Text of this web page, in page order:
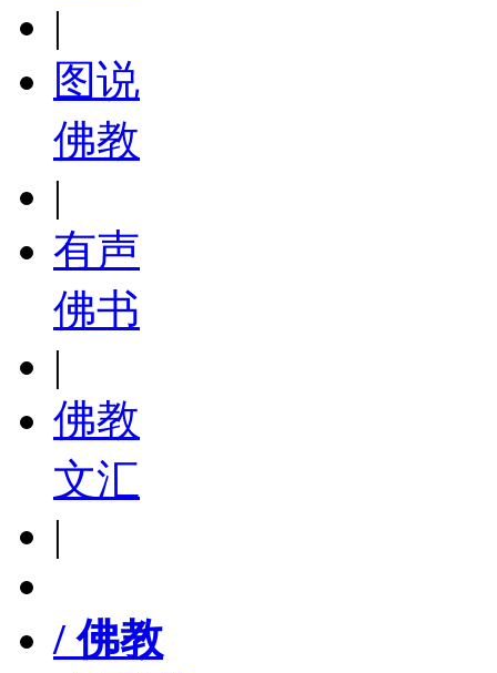
|
图说
佛教
|
有声
佛书
|
佛教
文汇
|
/ 佛教